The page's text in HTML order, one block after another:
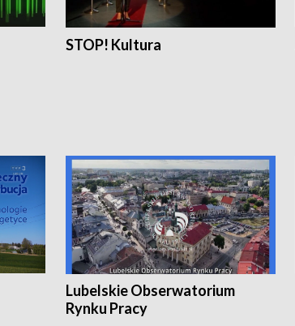
STOP! Kultura
Lubelskie Obserwatorium
Rynku Pracy